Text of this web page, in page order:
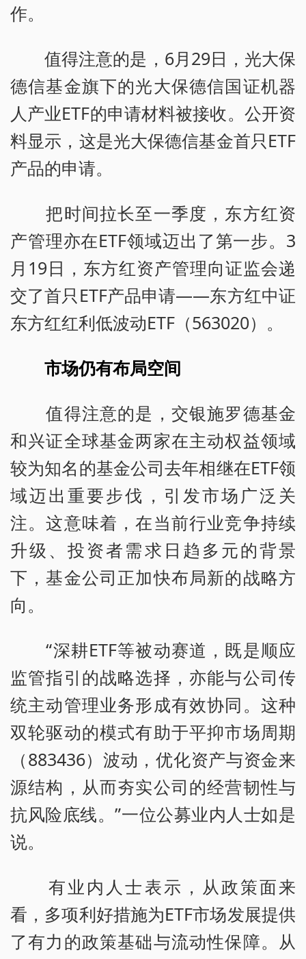
作。
值得注意的是，6月29日，光大保
德信基金旗下的光大保德信国证机器
人产业ETF的申请材料被接收。公开资
料显示，这是光大保德信基金首只ETF
产品的申请。
把时间拉长至一季度，东方红资
产管理亦在ETF领域迈出了第一步。3
月19日，东方红资产管理向证监会递
交了首只ETF产品申请——东方红中证
东方红红利低波动ETF（563020）。
市场仍有布局空间
值得注意的是，交银施罗德基金
和兴证全球基金两家在主动权益领域
较为知名的基金公司去年相继在ETF领
域迈出重要步伐，引发市场广泛关
注。这意味着，在当前行业竞争持续
升级、投资者需求日趋多元的背景
下，基金公司正加快布局新的战略方
向。
“深耕ETF等被动赛道，既是顺应
监管指引的战略选择，亦能与公司传
统主动管理业务形成有效协同。这种
双轮驱动的模式有助于平抑市场周期
（883436）波动，优化资产与资金来
源结构，从而夯实公司的经营韧性与
抗风险底线。”一位公募业内人士如是
说。
有业内人士表示，从政策面来
看，多项利好措施为ETF市场发展提供
了有力的政策基础与流动性保障。从